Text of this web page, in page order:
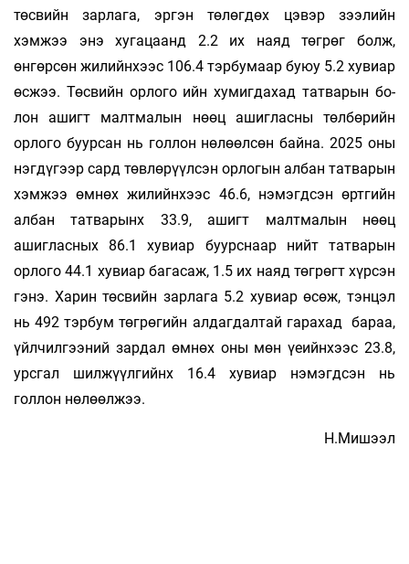
төсвийн зар­лага, эргэн төлөгдөх цэвэр зээлийн
хэмжээ энэ ху­­­гацаанд 2.2 их наяд төгрөг болж,
өнгөрсөн жи­­­­лийнхээс 106.4 тэрбумаар буюу 5.2 хувиар
өс­жээ. Төсвийн орлого ийн хумигдахад татварын бо­
лон ашигт малтмалын нөөц ашигласны төл­бө­­рийн
орлого буурсан нь голлон нөлөөл­­сөн байна. 2025 оны
нэгдүгээр сард төвлөрүүл­сэн ор­­­­­ло­гын албан татварын
хэмжээ өмнөх жи­лийн­хээс 46.6, нэмэгдсэн өртгийн
албан татварынх 33.9, ашигт малтмалын нөөц
ашигласных 86.1 ху­виар буурснаар нийт татварын
орлого 44.1 ху­виар багасаж, 1.5 их наяд төгрөгт хүрсэн
гэнэ. Харин төсвийн зарлага 5.2 хувиар өсөж, тэн­цэл
нь 492 тэрбум төгрөгийн алдагдалтай га­ра­хад бараа,
үйлчилгээний зардал өмнөх оны мөн үеийнхээс 23.8,
урсгал шилжүүлгийнх 16.4 ху­­виар нэмэгдсэн нь
голлон нөлөөлжээ.
Н.Мишээл